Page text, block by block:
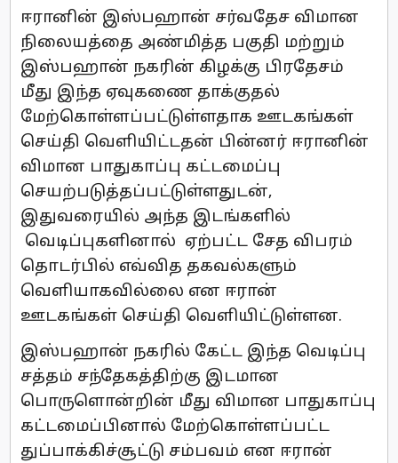
ஈரானின் இஸ்பஹான் சர்வதேச விமான
நிலையத்தை அண்மித்த பகுதி மற்றும்
இஸ்பஹான் நகரின் கிழக்கு பிரதேசம்
மீது இந்த ஏவுகணை தாக்குதல்
மேற்கொள்ளப்பட்டுள்ளதாக ஊடகங்கள்
செய்தி வெளியிட்டதன் பின்னர் ஈரானின்
விமான பாதுகாப்பு கட்டமைப்பு
செயற்படுத்தப்பட்டுள்ளதுடன்,
இதுவரையில் அந்த இடங்களில்
வெடிப்புகளினால் ஏற்பட்ட சேத விபரம்
தொடர்பில் எவ்வித தகவல்களும்
வெளியாகவில்லை என ஈரான்
ஊடகங்கள் செய்தி வெளியிட்டுள்ளன.
இஸ்பஹான் நகரில் கேட்ட இந்த வெடிப்பு
சத்தம் சந்தேகத்திற்கு இடமான
பொருளொன்றின் மீது விமான பாதுகாப்பு
கட்டமைப்பினால் மேற்கொள்ளப்பட்ட
துப்பாக்கிச்சூட்டு சம்பவம் என ஈரான்